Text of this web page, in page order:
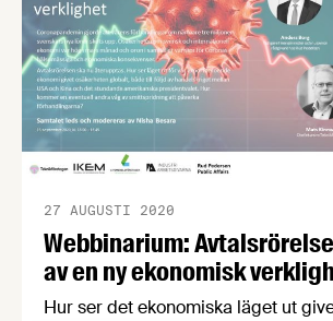
Webbinarium:
av en ny ekonomisk
27 AUGUSTI 2020
Hur ser det ekonomiska läget ut